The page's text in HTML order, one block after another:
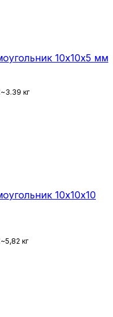
10х10х5 мм
~3.39 кг
10х10х10
~5,82 кг